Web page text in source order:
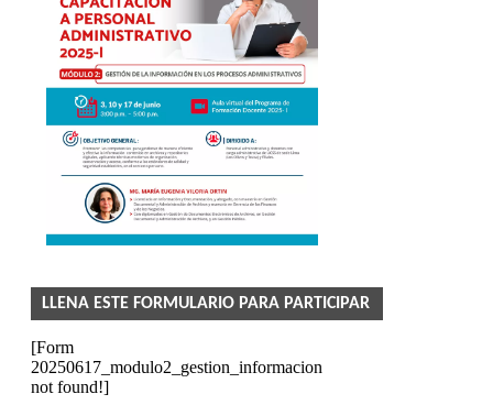
LLENA ESTE FORMULARIO PARA PARTICIPAR
[Form
20250617_modulo2_gestion_informacion
not found!]